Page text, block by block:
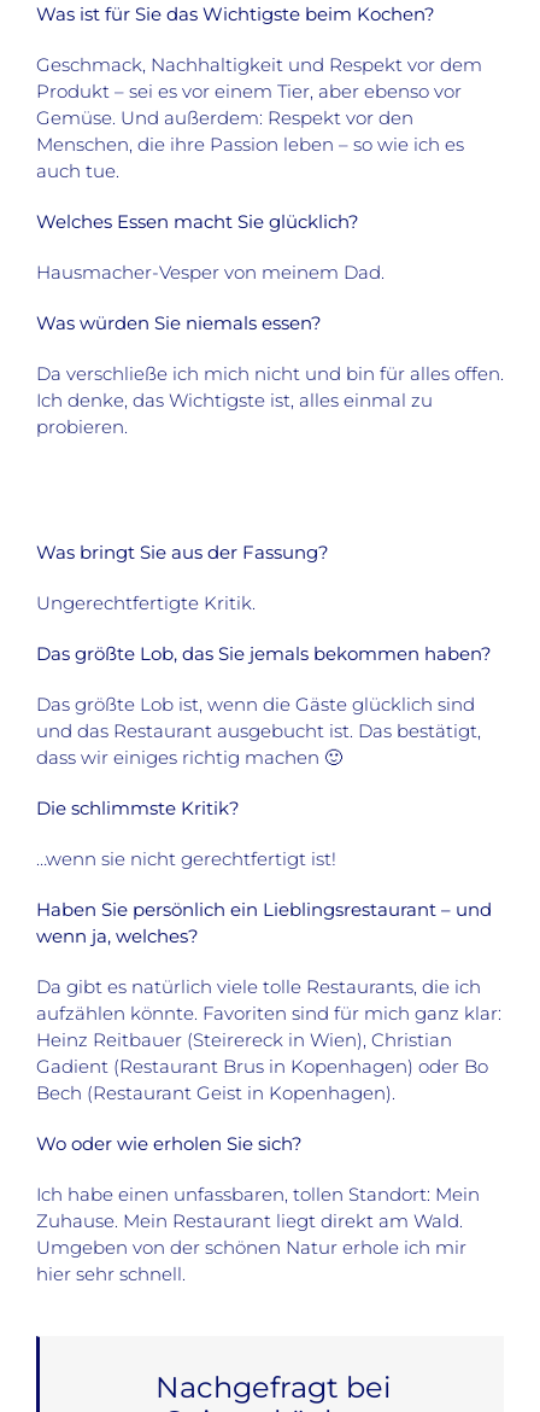
Was ist für Sie das Wichtigste beim Kochen?
Geschmack, Nachhaltigkeit und Respekt vor dem
Produkt – sei es vor einem Tier, aber ebenso vor
Gemüse. Und außerdem: Respekt vor den
Menschen, die ihre Passion leben – so wie ich es
auch tue.
Welches Essen macht Sie glücklich?
Hausmacher-Vesper von meinem Dad.
Was würden Sie niemals essen?
Da verschließe ich mich nicht und bin für alles offen.
Ich denke, das Wichtigste ist, alles einmal zu
probieren.
Was bringt Sie aus der Fassung?
Ungerechtfertigte Kritik.
Das größte Lob, das Sie jemals bekommen haben?
Das größte Lob ist, wenn die Gäste glücklich sind
und das Restaurant ausgebucht ist. Das bestätigt,
dass wir einiges richtig machen 🙂
Die schlimmste Kritik?
…wenn sie nicht gerechtfertigt ist!
Haben Sie persönlich ein Lieblingsrestaurant – und
wenn ja, welches?
Da gibt es natürlich viele tolle Restaurants, die ich
aufzählen könnte. Favoriten sind für mich ganz klar:
Heinz Reitbauer (Steirereck in Wien), Christian
Gadient (Restaurant Brus in Kopenhagen) oder Bo
Bech (Restaurant Geist in Kopenhagen).
Wo oder wie erholen Sie sich?
Ich habe einen unfassbaren, tollen Standort: Mein
Zuhause. Mein Restaurant liegt direkt am Wald.
Umgeben von der schönen Natur erhole ich mir
hier sehr schnell.
Nachgefragt bei